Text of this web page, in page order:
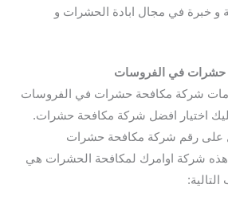
و خبرة في مجال ابادة الحشرات و
حشرات في الفروسات
شركة مكافحة حشرات في الفروسات
اختيار افضل شركة مكافحة حشرات.
على رقم شركة مكافحة حشرات
هذه شركة اوامرك لمكافحة الحشرات هي